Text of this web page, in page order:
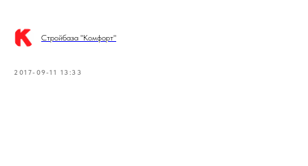
Стройбаза "Комфорт"
2017-09-11 13:33